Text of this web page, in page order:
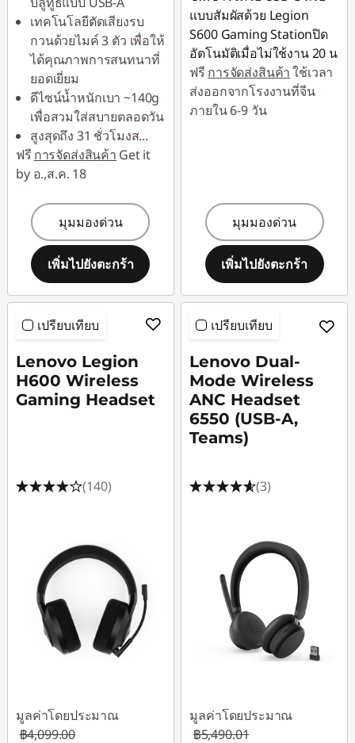
เทคโนโลยีตัดเสียงรบ
กวนด้วยไมค์ 3 ตัว เพื่อให้
ได้คุณภาพการสนทนาที่
ยอดเยี่ยม
ดีไซน์น้ำหนักเบา ~140g
เพื่อสวมใส่สบายตลอดวัน
สูงสุดถึง 31 ชั่วโมงส...
ฟรี การจัดส่งสินค้า Get it
by อ.,ส.ค. 18
มุมมองด่วน
เพิ่มไปยังตะกร้า
แบบสัมผัสด้วย Legion
S600 Gaming Stationปิด
อัตโนมัติเมื่อไม่ใช้งาน 20 น
ฟรี การจัดส่งสินค้าใช้เวลา
ส่งออกจากโรงงานที่จีน
ภายใน 6-9 วัน
มุมมองด่วน
เพิ่มไปยังตะกร้า
เปรียบเทียบ
Lenovo Legion
H600 Wireless
Gaming Headset
(140)
มูลค่าโดยประมาณ
฿4,099.00
เปรียบเทียบ
Lenovo Dual-
Mode Wireless
ANC Headset
6550 (USB-A,
Teams)
(3)
มูลค่าโดยประมาณ
฿5,490.01